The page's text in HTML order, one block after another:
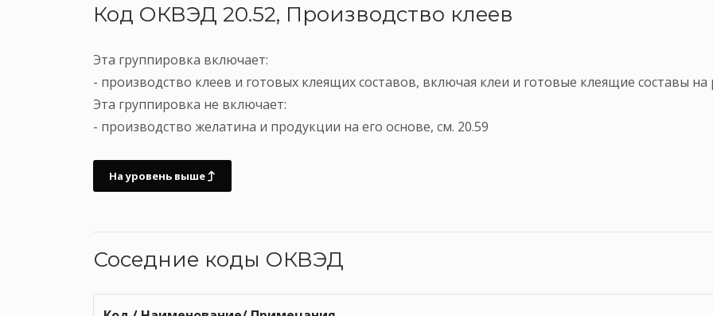
Код ОКВЭД 20.52, Производство клеев
Эта группировка включает:
- производство клеев и готовых клеящих составов, включая клеи и готовые клеящие составы
Эта группировка не включает:
- производство желатина и продукции на его основе, см. 20.59
На уровень выше
Соседние коды ОКВЭД